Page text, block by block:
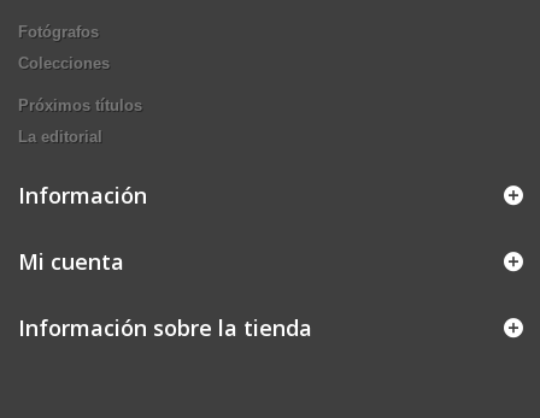
Fotógrafos
Colecciones
Próximos títulos
La editorial
Información
Mi cuenta
Información sobre la tienda